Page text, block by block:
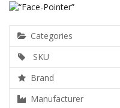
Categories
SKU
Brand
Manufacturer